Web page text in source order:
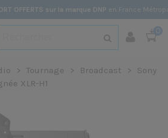
OFFERTS sur la marque DNP en France
0
> Tournage > Broadcast >
Sony
XLR-H1